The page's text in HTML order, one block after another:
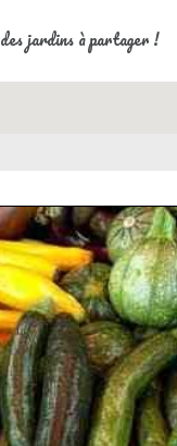
des jardins à partager !